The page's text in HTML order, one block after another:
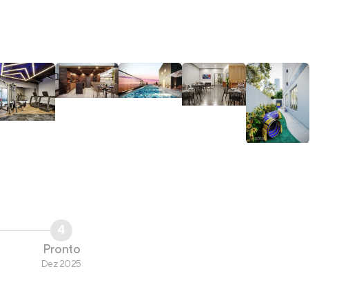
4
Pronto
Dez 2025